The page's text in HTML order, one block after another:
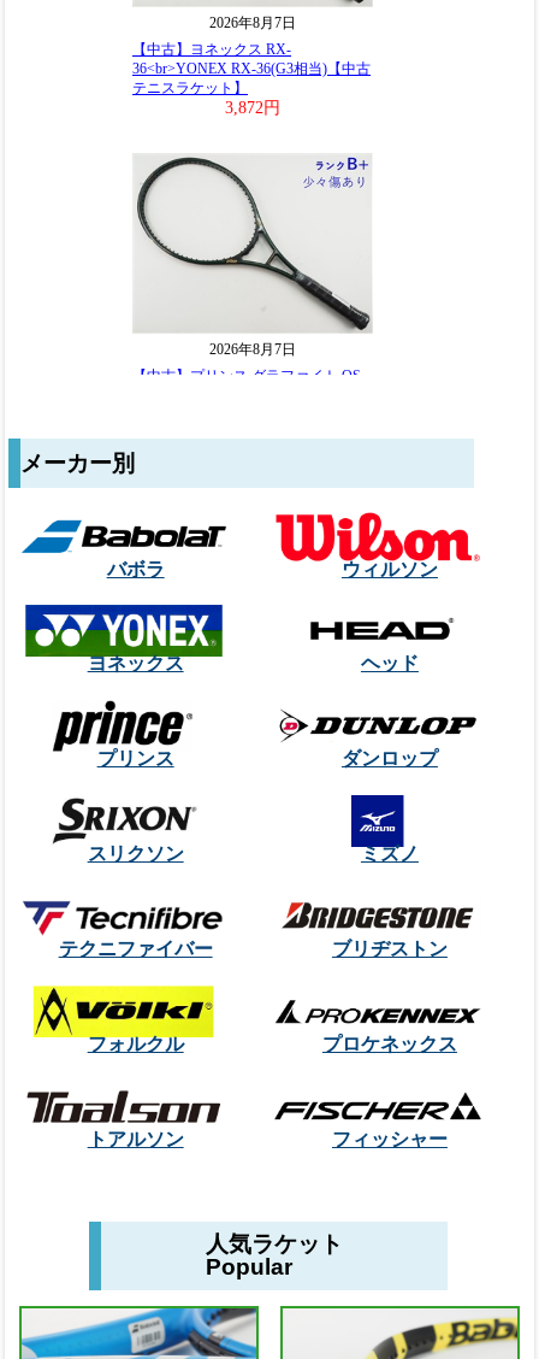
メーカー別
バボラ ウィルソン
ヨネックス ヘッド
プリンス ダンロップ
スリクソン ミズノ
テクニファイバー ブリヂストン
フォルクル プロケネックス
トアルソン フィッシャー
人気ラケット
Popular